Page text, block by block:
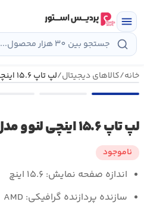
به
محتوا
menu
خانه/کالاهای دیجیتال/لپ تاپ ۱۵.۶ اینچی لنوو مدل Ideapad V۳۱۰ – F
لپ تاپ ۱۵.۶ اینچی لنوو مدل Ideapad V۳۱۰ – F
ناموجود
اندازه صفحه نمایش: ۱۵.۶ اینچ
سازنده پردازنده گرافیکی: AMD